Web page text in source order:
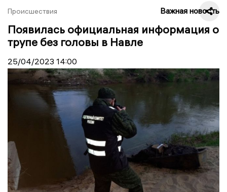
Происшествия Важная новость
Появилась официальная информация о
трупе без головы в Навле
25/04/2023 14:00